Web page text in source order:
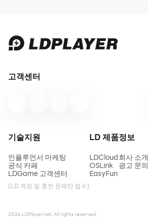
고객센터
기술지원
인플루언서 마케팅
공식 카페
LDGame 고객센터
(LD 계정 및 충전 문제만 접수)
LD 제품
LDCloud
OSLink
EasyFun
정보
회사 소개
광고 문의
2026 LDPlayer.net. All rights reserved.